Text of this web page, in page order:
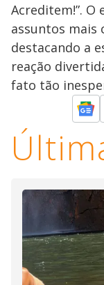
Acreditem!”.
assuntos mais
destacando a
reação
fato tão